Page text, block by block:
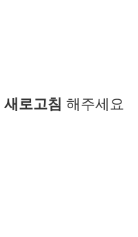
새로고침 해주세요